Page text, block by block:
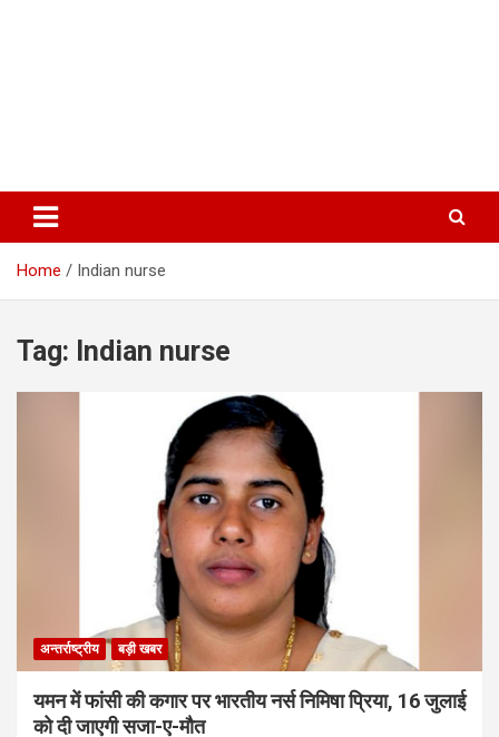
Home Indian nurse
Tag: Indian nurse
अन्तर्राष्ट्रीय बड़ी खबर
यमन में फांसी की कगार पर भारतीय नर्स निमिषा प्रिया, 16 जुलाई
को दी जाएगी सजा-ए-मौत